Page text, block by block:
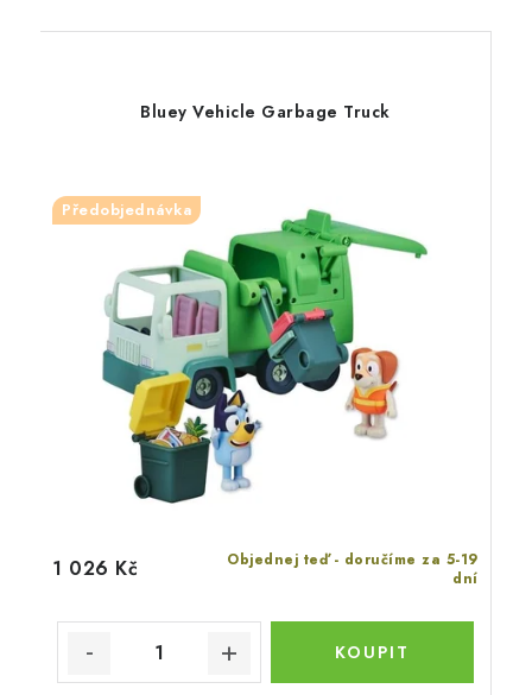
Bluey Vehicle Garbage Truck
Předobjednávka
Objednej teď - doručíme za 5-19
dní
1 026 Kč